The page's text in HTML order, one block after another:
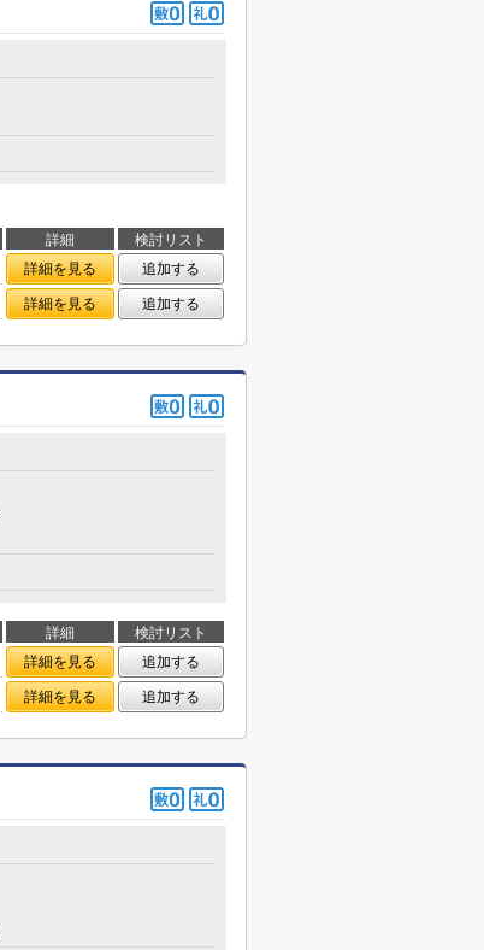
詳細
検討リスト
詳細を見る
追加する
詳細を見る 追加する
詳細
検討リスト
詳細を見る
追加する
詳細を見る 追加する